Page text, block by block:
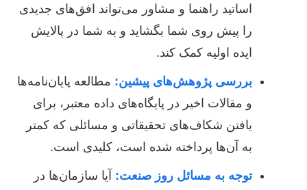
اساتید راهنما و مشاور می‌تواند افق‌های جدیدی
را پیش روی شما بگشاید و به شما در پالایش
ایده اولیه کمک کند.
بررسی پژوهش‌های پیشین: مطالعه پایان‌نامه‌ها
و مقالات اخیر در پایگاه‌های داده معتبر، برای
یافتن شکاف‌های تحقیقاتی و مسائلی که کمتر
به آن‌ها پرداخته شده است، کلیدی است.
توجه به مسائل روز صنعت: آیا سازمان‌ها در